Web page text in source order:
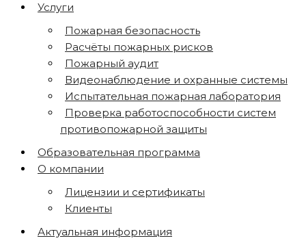
Услуги
Пожарная безопасность
Расчёты пожарных рисков
Пожарный аудит
Видеонаблюдение и охранные системы
Испытательная пожарная лаборатория
Проверка работоспособности систем
противопожарной защиты
Образовательная программа
О компании
Лицензии и сертификаты
Клиенты
Актуальная информация